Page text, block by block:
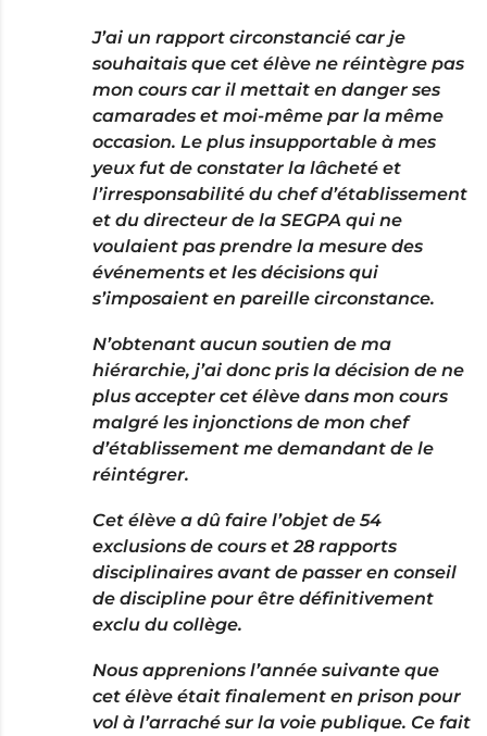
J’ai un rapport circonstancié car je
souhaitais que cet élève ne réintègre pas
mon cours car il mettait en danger ses
camarades et moi-même par la même
occasion. Le plus insupportable à mes
yeux fut de constater la lâcheté et
l’irresponsabilité du chef d’établissement
et du directeur de la SEGPA qui ne
voulaient pas prendre la mesure des
événements et les décisions qui
s’imposaient en pareille circonstance.
N’obtenant aucun soutien de ma
hiérarchie, j’ai donc pris la décision de ne
plus accepter cet élève dans mon cours
malgré les injonctions de mon chef
d’établissement me demandant de le
réintégrer.
Cet élève a dû faire l’objet de 54
exclusions de cours et 28 rapports
disciplinaires avant de passer en conseil
de discipline pour être définitivement
exclu du collège.
Nous apprenions l’année suivante que
cet élève était finalement en prison pour
vol à l’arraché sur la voie publique. Ce fait